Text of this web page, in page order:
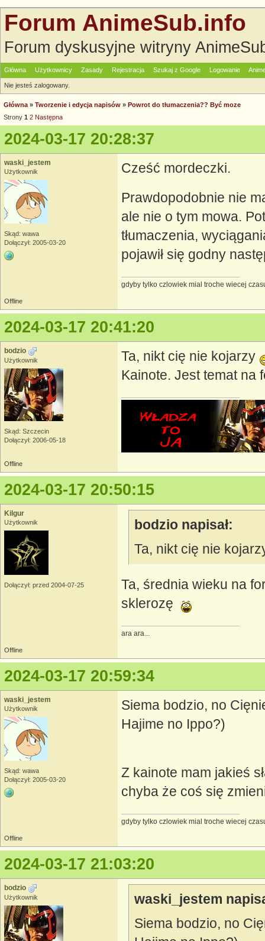
Forum AnimeSub.info
Forum dyskusyjne witryny
Główna Użytkownicy Zasady Rejestracja Szukaj z Google Logowanie
Nie jesteś zalogowany.
Główna » Tworzenie i edycja napisów » Powrot do tłumaczenia?? Być moze
Strony 1 2 Następna
2024-03-17 20:28:37
waski_jestem
Użytkownik
Skąd: wawa
Dołączył: 2005-03-20
Cześć mordeczki.
Prawdopodobnie nie
ale nie o tym mowa.
tłumaczenia,
pojawił się godny
gdyby tylko czlowiek mial troche wiecej
Offline
2024-03-17 20:41:20
bodzio
Użytkownik
Skąd: Szczecin
Dołączył: 2006-05-18
Ta, nikt cię nie kojarzy
Kainote. Jest temat na
Offline
2024-03-17 20:50:15
Kilgur
Użytkownik
Dołączył: przed 2004-07-25
bodzio napisał:
Ta, nikt cię nie
Ta, średnia wieku na
sklerozę
ara ara...
Offline
2024-03-17 20:59:34
waski_jestem
Użytkownik
Skąd: wawa
Dołączył: 2005-03-20
Siema bodzio, no
Hajime no Ippo?)
Z kainote mam jakieś
chyba że coś się
gdyby tylko czlowiek mial troche wiecej
Offline
2024-03-17 21:03:20
bodzio
Użytkownik
waski_jestem
Siema bodzio, no